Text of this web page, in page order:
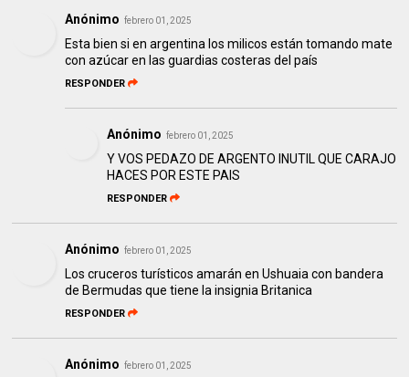
Anónimo febrero 01, 2025
Esta bien si en argentina los milicos están tomando mate
con azúcar en las guardias costeras del país
RESPONDER
Anónimo febrero 01, 2025
Y VOS PEDAZO DE ARGENTO INUTIL QUE CARAJO
HACES POR ESTE PAIS
RESPONDER
Anónimo febrero 01, 2025
Los cruceros turísticos amarán en Ushuaia con bandera
de Bermudas que tiene la insignia Britanica
RESPONDER
Anónimo febrero 01, 2025